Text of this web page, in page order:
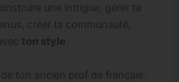
une intrigue, gérer ta
créer ta communauté,
ton style
ton ancien prof de français.